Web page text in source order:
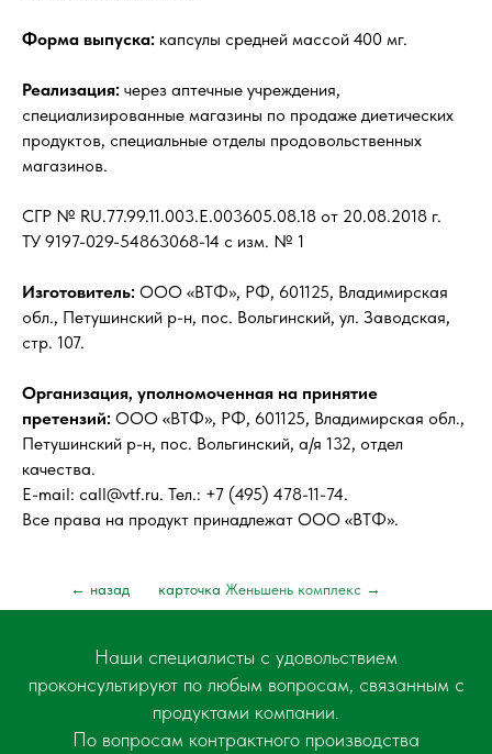
Форма выпуска: капсулы средней массой 400 мг.
Реализация: через аптечные учреждения,
специализированные магазины по продаже диетических
продуктов, специальные отделы продовольственных
магазинов.
СГР № RU.77.99.11.003.Е.003605.08.18 от 20.08.2018 г.
ТУ 9197-029-54863068-14 с изм. № 1
Изготовитель: ООО «ВТФ», РФ, 601125, Владимирская
обл., Петушинский р-н, пос. Вольгинский, ул. Заводская,
стр. 107.
Организация, уполномоченная на принятие
претензий: ООО «ВТФ», РФ, 601125, Владимирская обл.,
Петушинский р-н, пос. Вольгинский, а/я 132, отдел
качества.
E-mail: call@vtf.ru. Тел.: +7 (495) 478-11-74.
Все права на продукт принадлежат ООО «ВТФ».
карточка Женьшень комплекс →
← назад
Наши специалисты с удовольствием
проконсультируют по любым вопросам, связанным с
продуктами компании.
По вопросам контрактного производства